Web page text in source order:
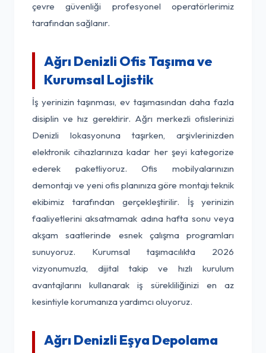
çevre güvenliği profesyonel operatörlerimiz
tarafından sağlanır.
Ağrı Denizli Ofis Taşıma ve
Kurumsal Lojistik
İş yerinizin taşınması, ev taşımasından daha fazla
disiplin ve hız gerektirir. Ağrı merkezli ofislerinizi
Denizli lokasyonuna taşırken, arşivlerinizden
elektronik cihazlarınıza kadar her şeyi kategorize
ederek paketliyoruz. Ofis mobilyalarınızın
demontajı ve yeni ofis planınıza göre montajı teknik
ekibimiz tarafından gerçekleştirilir. İş yerinizin
faaliyetlerini aksatmamak adına hafta sonu veya
akşam saatlerinde esnek çalışma programları
sunuyoruz. Kurumsal taşımacılıkta 2026
vizyonumuzla, dijital takip ve hızlı kurulum
avantajlarını kullanarak iş sürekliliğinizi en az
kesintiyle korumanıza yardımcı oluyoruz.
Ağrı Denizli Eşya Depolama